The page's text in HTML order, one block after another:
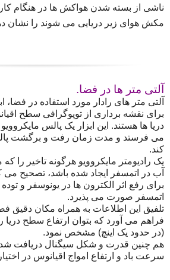
ناشی از بسته شدن هواکش ‌ها در هنگام
مکش هوای زیر دریایی می‌ شوند را نشان
آلتی متر ها در فضا.
آلتی متر های رادار مورد استفاده در فضا،
برای نقشه برداری از توپوگرافی سطح
دریا ها هستند. این ابزار یک پالس
می‌ فرستد و مدت زمان رفت و برگشت
‌کند.
یک رادیومتر مایکروویو هرگونه تاخیر را
آب در اتمسفر ایجاد شده باشد، تصحیح می‌
برای رفع اثر الکترون ‌ها در یونوسفر و
اتمسفر صورت می‌ پذیرد.
تلفیق این اطلاعات به همراه مکان دقیق فضا
فراهم می‌ آورد که بتوان ارتفاع سطح دریا
(در حدود یک اینچ) مشخص نمود.
هم چنین قدرت و شکل سیگنال دریافت شده
سرعت باد و ارتفاع امواج اقیانوس در